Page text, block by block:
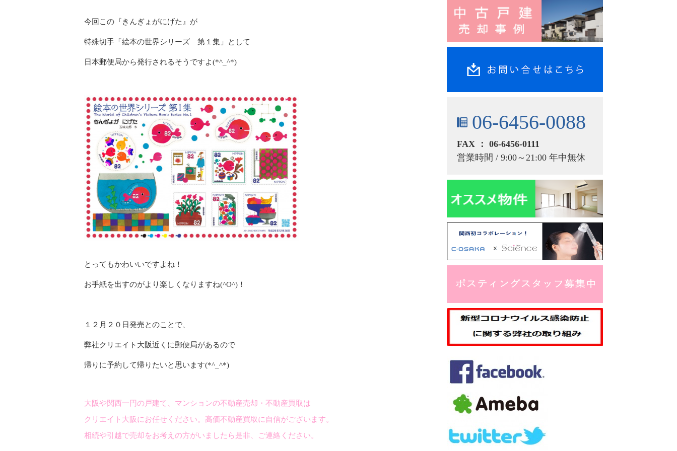
今回この『きんぎょがにげた』が
特殊切手「絵本の世界シリーズ 第１集」として
日本郵便局から発行されるそうですよ(*^_^*)
とってもかわいいですよね！
お手紙を出すのがより楽しくなりますね(^O^)！
１２月２０日発売とのことで、
弊社クリエイト大阪近くに郵便局があるので
帰りに予約して帰りたいと思います(*^_^*)
大阪や関西一円の戸建て、マンションの不動産売却・不動産買取は
クリエイト大阪にお任せください。高価不動産買取に自信がございます。
相続や引越で売却をお考えの方がいましたら是非、ご連絡ください。
06-6456-0088
FAX ： 06-6456-0111
営業時間 / 9:00～21:00 年中無休